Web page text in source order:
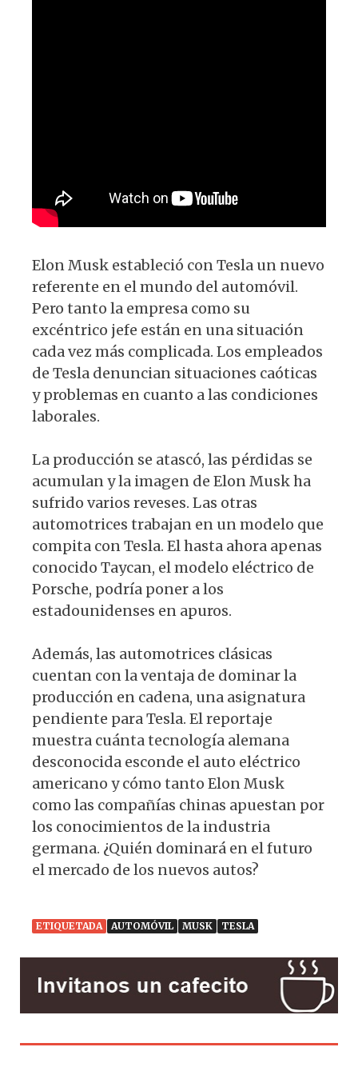
Elon Musk estableció con Tesla un nuevo
referente en el mundo del automóvil.
Pero tanto la empresa como su
excéntrico jefe están en una situación
cada vez más complicada. Los empleados
de Tesla denuncian situaciones caóticas
y problemas en cuanto a las condiciones
laborales.
La producción se atascó, las pérdidas se
acumulan y la imagen de Elon Musk ha
sufrido varios reveses. Las otras
automotrices trabajan en un modelo que
compita con Tesla. El hasta ahora apenas
conocido Taycan, el modelo eléctrico de
Porsche, podría poner a los
estadounidenses en apuros.
Además, las automotrices clásicas
cuentan con la ventaja de dominar la
producción en cadena, una asignatura
pendiente para Tesla. El reportaje
muestra cuánta tecnología alemana
desconocida esconde el auto eléctrico
americano y cómo tanto Elon Musk
como las compañías chinas apuestan por
los conocimientos de la industria
germana. ¿Quién dominará en el futuro
el mercado de los nuevos autos?
ETIQUETADA AUTOMÓVIL MUSK TESLA